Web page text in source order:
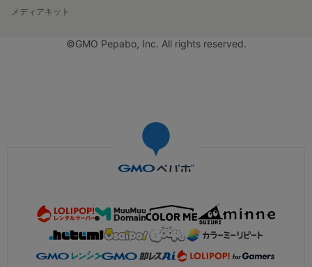
メディアキット
©GMO Pepabo, Inc. All rights reserved.